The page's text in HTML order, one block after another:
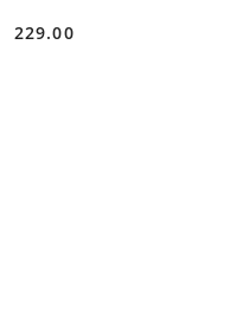
Cena:
229.00